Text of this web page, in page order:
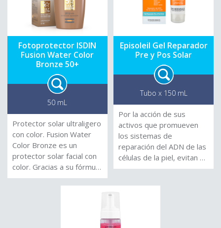
que neutraliza los
radicales libres y ayuda a
la piel que producen y
aceleran el proceso de
envejecimiento. Envase
airless que permite
conservar los activos en
su mejor forma sin riesgo
Fotoprotector ISDIN
Fusion Water Color
Bronze 50+
50 mL
Protector solar ultraligero
con color. Fusion Water
Color Bronze es un
protector solar facial con
color. Gracias a su fórmula
ultraligera, protege tu piel
a diario contra los rayos
Episoleil Gel Reparador
Pre y Pos Solar
Tubo x 150 mL
Por la acción de sus
activos que promueven
los sistemas de
reparación del ADN de las
células de la piel, evitan el
fotoenvejecimiento y
deteniendo la cadena del